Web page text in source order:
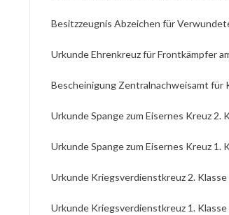
Besitzzeugnis Abzeichen für
Urkunde Ehrenkreuz für Frontkämpfer
Bescheinigung Zentralnachweisamt für
Urkunde Spange zum Eisernes Kreuz
Urkunde Spange zum Eisernes Kreuz
Urkunde Kriegsverdienstkreuz 2.
Urkunde Kriegsverdienstkreuz 1.